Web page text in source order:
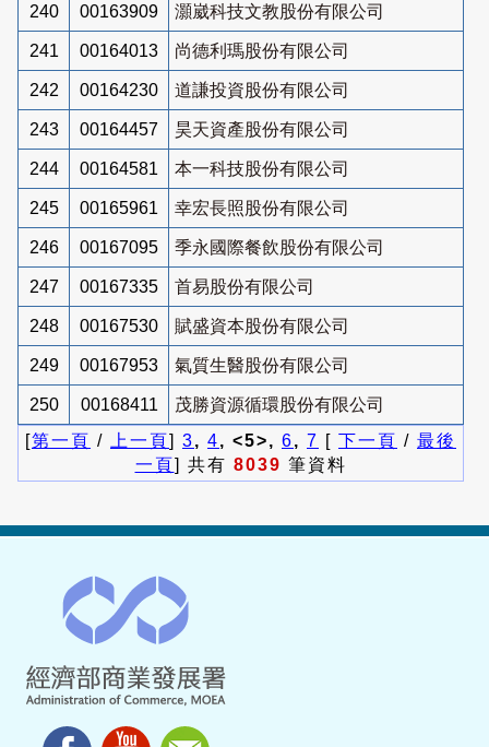
240 00163909 灝崴科技文教股份有限公司
241 00164013 尚德利瑪股份有限公司
242 00164230 道謙投資股份有限公司
243 00164457 昊天資產股份有限公司
244 00164581 本一科技股份有限公司
245 00165961 幸宏長照股份有限公司
246 00167095 季永國際餐飲股份有限公司
247 00167335 首易股份有限公司
248 00167530 賦盛資本股份有限公司
249 00167953 氣質生醫股份有限公司
250 00168411
茂勝資源循環股份有限公司
[第一頁 / 上一頁] 3, 4, <5>, 6, 7 [ 下一頁 / 最後
一頁] 共有 8039 筆資料